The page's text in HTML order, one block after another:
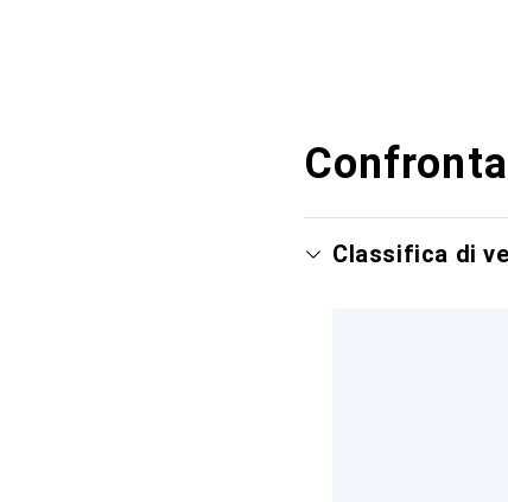
Classifica di